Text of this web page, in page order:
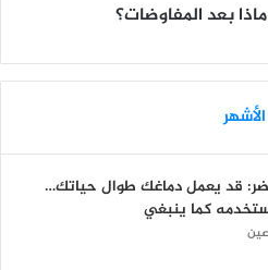
ماذا بعد المفاوضات؟
الأشهر
قد يعمل دماغك طوال حياتك…
كما ينبغي